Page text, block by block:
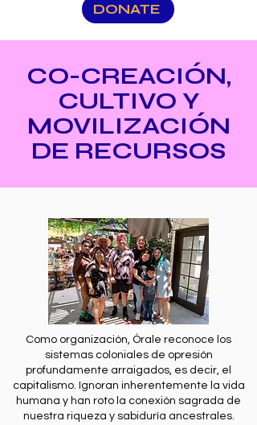
DONATE
CO-CREACIÓN,
CULTIVO Y
MOVILIZACIÓN
DE RECURSOS
Como organización, Órale reconoce los
sistemas coloniales de opresión
profundamente arraigados, es decir, el
capitalismo. Ignoran inherentemente la vida
humana y han roto la conexión sagrada de
nuestra riqueza y sabiduría ancestrales.